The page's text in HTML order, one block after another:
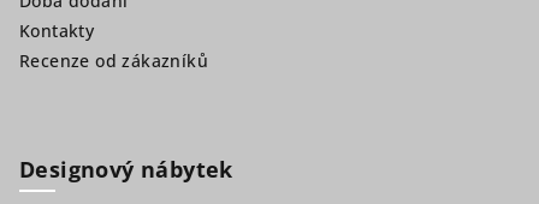
Kontakty
Recenze od zákazníků
Designový nábytek